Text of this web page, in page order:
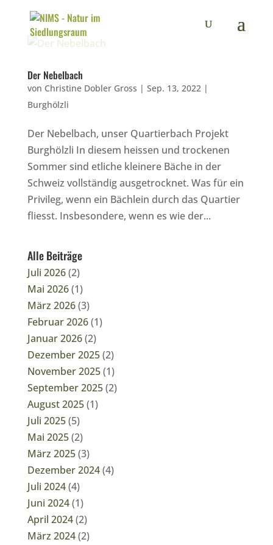
Der Nebelbach
von Christine Dobler Gross | Sep. 13, 2022|
Burghölzli
Der Nebelbach, unser Quartierbach Projekt
Burghölzli In diesem heissen und trockenen
Sommer sind etliche kleinere Bäche in der
Schweiz vollständig ausgetrocknet. Was für ein
Privileg, wenn ein Bächlein durch das Quartier
fliesst. Insbesondere, wenn es wie der...
Alle Beiträge
Juli 2026(2)
Mai 2026(1)
März 2026(3)
Februar 2026(1)
Januar 2026(2)
Dezember 2025(2)
November 2025(1)
September 2025(2)
August 2025(1)
Juli 2025(5)
Mai 2025(2)
März 2025(3)
Dezember 2024(4)
Juli 2024(4)
Juni 2024(1)
April 2024(2)
März 2024(2)